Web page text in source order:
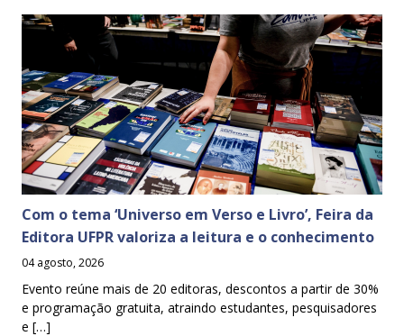
Com o tema ‘Universo em Verso e Livro’, Feira da
Editora UFPR valoriza a leitura e o conhecimento
04 agosto, 2026
Evento reúne mais de 20 editoras, descontos a partir de 30%
e programação gratuita, atraindo estudantes, pesquisadores
e […]